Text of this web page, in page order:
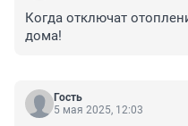
Когда отключат
дома!
Гость
5 мая 2025, 12:03